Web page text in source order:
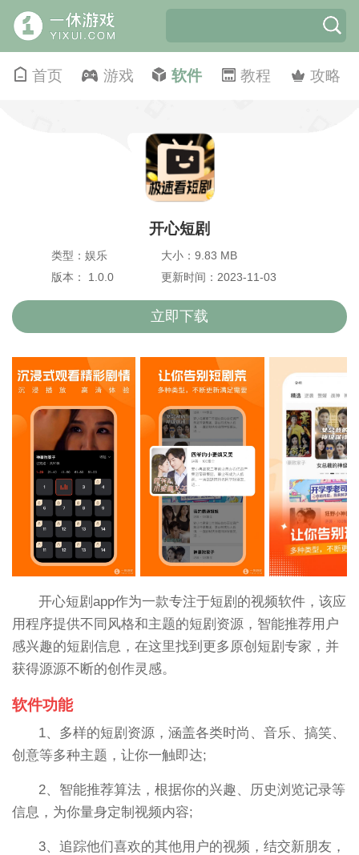
首页 游戏 软件 教程 攻略
开心短剧
类型：娱乐
大小：9.83 MB
版本： 1.0.0
更新时间：2023-11-03
立即下载
开心短剧app作为一款专注于短剧的视频软件，该应
用程序提供不同风格和主题的短剧资源，智能推荐用户
感兴趣的短剧信息，在这里找到更多原创短剧专家，并
获得源源不断的创作灵感。
软件功能
1、多样的短剧资源，涵盖各类时尚、音乐、搞笑、
创意等多种主题，让你一触即达;
2、智能推荐算法，根据你的兴趣、历史浏览记录等
信息，为你量身定制视频内容;
3、追踪他们喜欢的其他用户的视频，结交新朋友，